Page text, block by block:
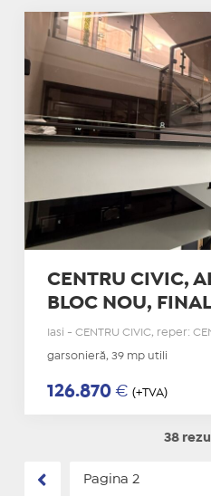
CENTRU CIVIC,
BLOC NOU,
Iasi - CENTRU CIVIC, reper:
garsonieră, 39 mp utili
126.870 € (+TVA)
38